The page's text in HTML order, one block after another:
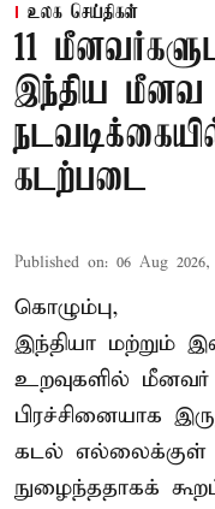
உலக செய்திகள்
11
இந்திய மீனவ
கடற்படை
Published on: 06 Aug
கொழும்பு,
இந்தியா மற்றும்
உறவுகளில் மீனவர்
பிரச்சினையாக
கடல் எல்லைக்குள்
நுழைந்ததாகக்